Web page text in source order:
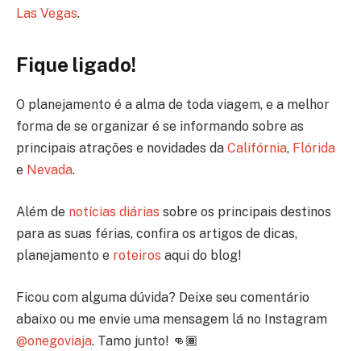
Las Vegas.
Fique ligado!
O planejamento é a alma de toda viagem, e a melhor
forma de se organizar é se informando sobre as
principais atrações e novidades da Califórnia, Flórida
e Nevada.
Além de notícias diárias sobre os principais destinos
para as suas férias, confira os artigos de dicas,
planejamento e roteiros aqui do blog!
Ficou com alguma dúvida? Deixe seu comentário
abaixo ou me envie uma mensagem lá no Instagram
@onegoviaja. Tamo junto! 👊🏾